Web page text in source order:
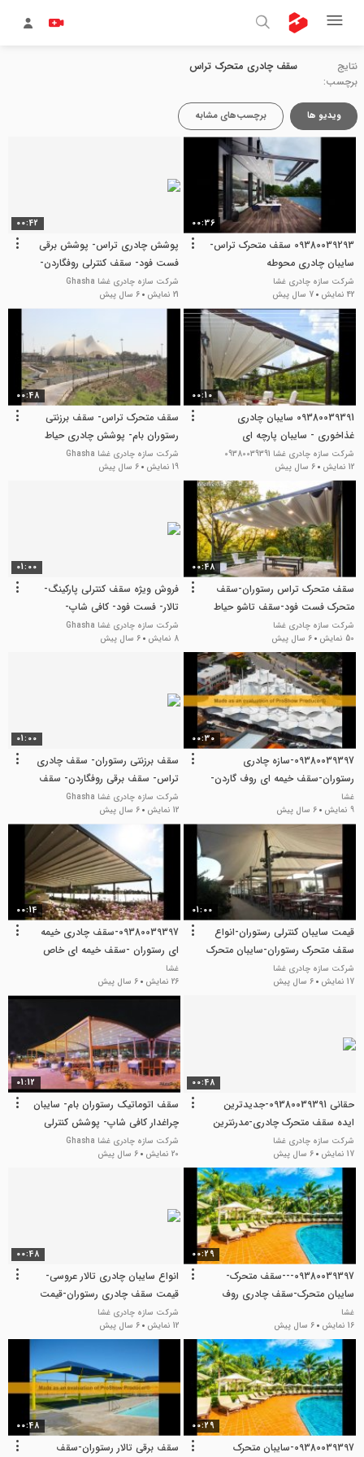
نتایج
برچسب:
سقف چادری متحرک تراس
ویدیو ها برچسب‌های مشابه
00:36
09380039293 سقف متحرک تراس-
سایبان چادری محوطه
شرکت سازه چادری غشا
42 نمایش
7 سال پیش
00:42
پوشش چادری تراس- پوشش برقی
فست فود- سقف کنترلی روفگاردن-
سقف متحرک رستوران- سایبان
جمعشونده پارکینگ- سایبان تاشو
شرکت سازه چادری غشا Ghasha
21 نمایش
6 سال پیش
00:10
09380039391 سایبان چادری
غذاخوری - سایبان پارچه ای
غذاخوری - طرح سقف غذاخوری
-سقف چادری غذاخوری- پوشش
غذاخوری - قیمت طرح سقف
غذاخوری -قیمت چادری غذاخوری-
قیمت پوشش غذاخوری
شرکت سازه چادری غشا 09380039391
12 نمایش
6 سال پیش
00:48
سقف متحرک تراس- سقف برزنتی
رستوران بام- پوشش چادری حیاط
خلوت-
شرکت سازه چادری غشا Ghasha
19 نمایش
6 سال پیش
00:48
سقف متحرک تراس رستوران-سقف
متحرک فست فود-سقف تاشو حیاط
کافه رستوران-سایبان جمعشو تالار
عروسی-سقف متحرک
تراس/09380039293
شرکت سازه چادری غشا
50 نمایش
6 سال پیش
01:00
فروش ویژه سقف کنترلی پارکینگ-
تالار- فست فود- کافی شاپ-
روفگاردن
شرکت سازه چادری غشا Ghasha
8 نمایش
6 سال پیش
00:30
09380039397-سازه چادری
رستوران-سقف خیمه ای روف گاردن-
سقف کششی-سقف غشایی-سقف
برقی-سقف پارچه-انواع سقف-سقف
به صرفه
غشا
9 نمایش
6 سال پیش
01:00
سقف برزنتی رستوران- سقف چادری
تراس- سقف برقی روفگاردن- سقف
متحرک استخر- سقف کنترلی تراس-
سقف جمعشونده فست فود
شرکت سازه چادری غشا Ghasha
12 نمایش
6 سال پیش
01:00
قیمت سایبان کنترلی رستوران-انواع
سقف متحرک رستوران-سایبان متحرک
روفگاردن/09380039293
شرکت سازه چادری غشا
17 نمایش
6 سال پیش
00:14
09380039397-سقف چادری خیمه
ای رستوران -سقف خیمه ای خاص
رستوران -سقف برقی تالار رستوران-
خیمه چادری طرح جدید -خیمه برقی
غشا
26 نمایش
6 سال پیش
00:48
حقانی 09380039391-جدیدترین
ایده سقف متحرک چادری-مدرنترین
متحرک تراس رستوران عربی-سایبان
جمع شونده کافی شاپ-جدیدترین
سیستم برقی سقف پیتزافروشی
شرکت سازه چادری غشا
17 نمایش
6 سال پیش
01:12
سقف اتوماتیک رستوران بام- سایبان
چراغدار کافی شاپ- پوشش کنترلی
روفگاردن
شرکت سازه چادری غشا Ghasha
20 نمایش
6 سال پیش
00:29
09380039397---سقف متحرک-
سایبان متحرک-سقف چادری روف
گاردن-سایبان چادری روف گاردن-
سقف چادری فوتکورد
غشا
16 نمایش
6 سال پیش
00:48
انواع سایبان چادری تالار عروسی-
قیمت سقف چادری رستوران-قیمت
سایبان چادری باغ
رستوران/09380039293
شرکت سازه چادری غشا
12 نمایش
6 سال پیش
00:29
09380039397-سایبان متحرک
00:48
سقف برقی تالار رستوران-سقف